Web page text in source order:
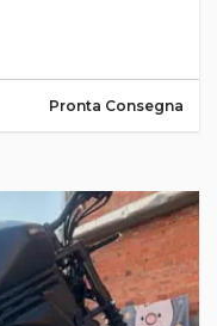
Pronta Consegna